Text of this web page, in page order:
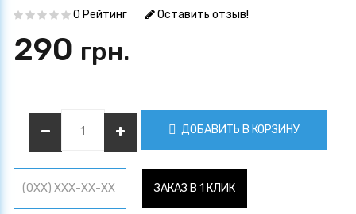
0 Рейтинг Оставить отзыв!
290 грн.
ДОБАВИТЬ В КОРЗИНУ
ЗАКАЗ В 1 КЛИК